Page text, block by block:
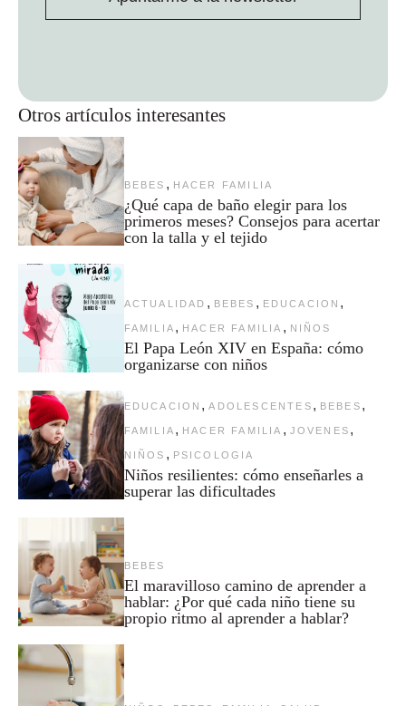
Otros artículos interesantes
BEBES , HACER FAMILIA
¿Qué capa de baño elegir para los
primeros meses? Consejos para acertar
con la talla y el tejido
ACTUALIDAD , BEBES , EDUCACION ,
FAMILIA , HACER FAMILIA , NIÑOS
El Papa León XIV en España: cómo
organizarse con niños
EDUCACION , ADOLESCENTES , BEBES ,
FAMILIA , HACER FAMILIA , JOVENES ,
NIÑOS , PSICOLOGIA
Niños resilientes: cómo enseñarles a
superar las dificultades
BEBES
El maravilloso camino de aprender a
hablar: ¿Por qué cada niño tiene su
propio ritmo al aprender a hablar?